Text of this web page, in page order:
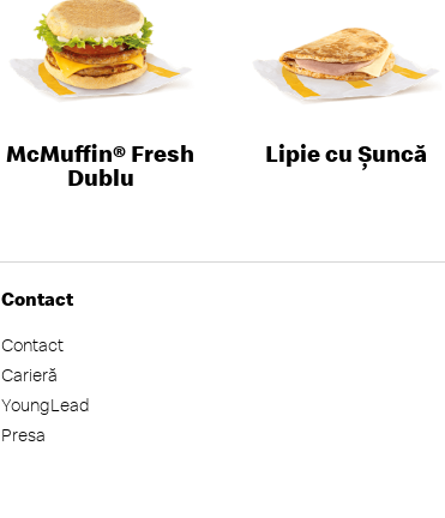
McMuffin® Fresh
Dublu
Lipie cu Șuncă
Contact
Contact
Carieră
YoungLead
Presa